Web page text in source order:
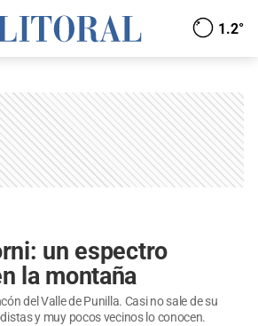
1.2°
un espectro
la montaña
del Valle de Punilla. Casi no sale de su
y muy pocos vecinos lo conocen.